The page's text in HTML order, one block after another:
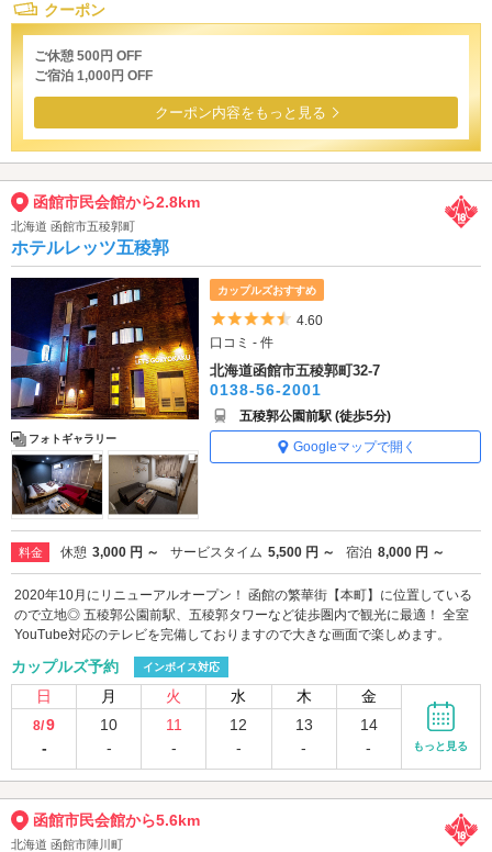
クーポン
ご休憩 500円 OFF
ご宿泊 1,000円 OFF
クーポン内容をもっと見る
函館市民会館から2.8km
北海道 函館市五稜郭町
ホテルレッツ五稜郭
フォトギャラリー
カップルズおすすめ
5つ星のうち4.5
4.60
口コミ - 件
北海道函館市五稜郭町32-7
0138-56-2001
五稜郭公園前駅 (徒歩5分)
Googleマップで開く
料金 休憩 3,000 円 ～ サービスタイム 5,500 円 ～ 宿泊 8,000 円 ～
2020年10月にリニューアルオープン！ 函館の繁華街【本町】に位置している
ので立地◎ 五稜郭公園前駅、五稜郭タワーなど徒歩圏内で観光に最適！ 全室
YouTube対応のテレビを完備しておりますので大きな画面で楽しめます。
カップルズ予約 インボイス対応
日 月 火 水 木 金
8/9
-
10
-
11
-
12
-
13
-
14
-
もっと見る
函館市民会館から5.6km
北海道 函館市陣川町